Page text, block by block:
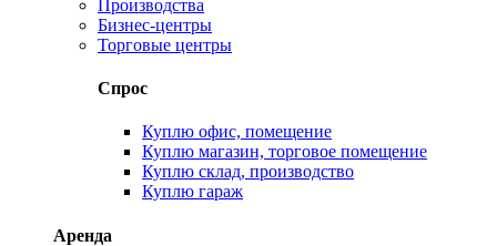
Производства
Бизнес-центры
Торговые центры
Спрос
Куплю офис, помещение
Куплю магазин, торговое помещение
Куплю склад, производство
Куплю гараж
Аренда